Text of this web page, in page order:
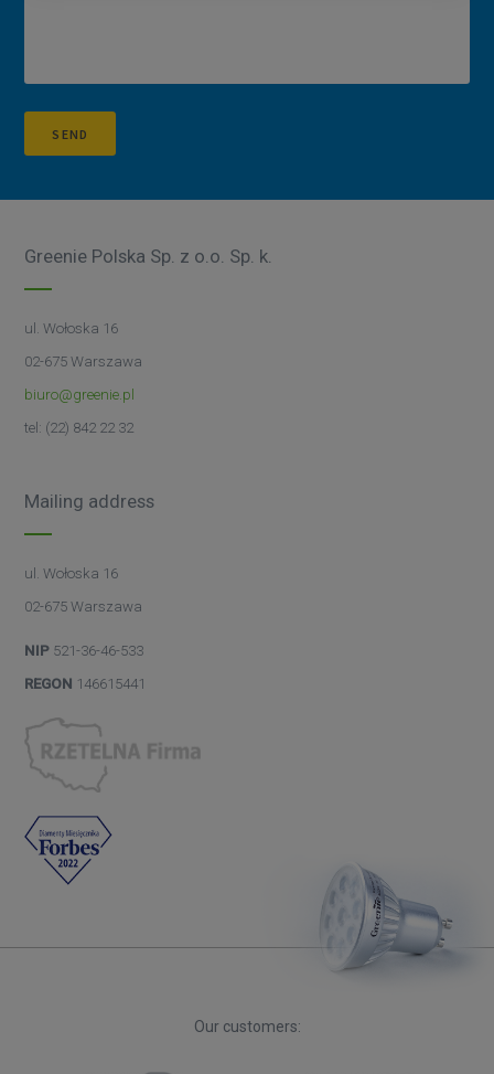
SEND
Greenie Polska Sp. z o.o. Sp. k.
ul. Wołoska 16
02-675 Warszawa
biuro@greenie.pl
tel: (22) 842 22 32
Mailing address
ul. Wołoska 16
02-675 Warszawa
NIP 521-36-46-533
REGON 146615441
Our customers: